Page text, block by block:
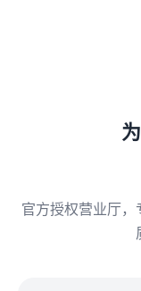
官方授权营业厅